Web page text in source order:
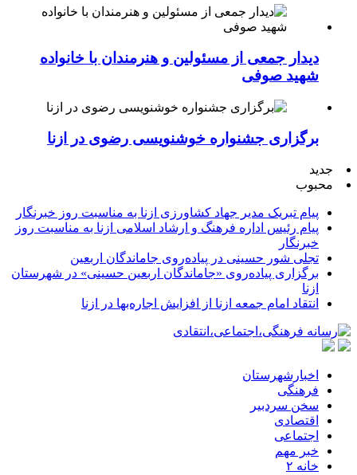
دیدار جمعی از مسئولین و هنرمندان با خانواده
شهید صوفی
برگزاری جشنواره خوشنویسی رضوی در ازنا
جدید
محبوب
پیام تبریک مدیر جهاد کشاورزی ازنا به مناسبت روز خبرنگار
پیام رئیس اداره فرهنگ و ارشاد اسلامی ازنا به مناسبت روز
خبرنگار
تجلی شور حسینی در پیاده‌روی جاماندگان اربعین
برگزاری پیاده‌روی «جاماندگان اربعین حسینی» در شهرستان
ازنا
انتقاد امام جمعه ازنا از افزایش اجاره‌بها در ازنا
اخبارشهرستان
فرهنگی
سخن سردبیر
اقتصادی
اجتماعی
خبر مهم
خانه ۲